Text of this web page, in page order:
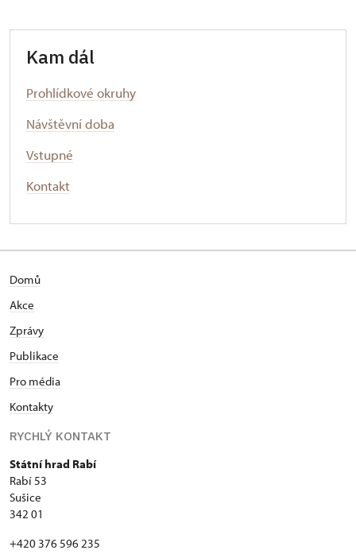
Kam dál
Prohlídkové okruhy
Návštěvní doba
Vstupné
Kontakt
Domů
Akce
Zprávy
Publikace
Pro média
Kontakty
RYCHLÝ KONTAKT
Státní hrad Rabí
Rabí 53
Sušice
342 01
+420 376 596 235